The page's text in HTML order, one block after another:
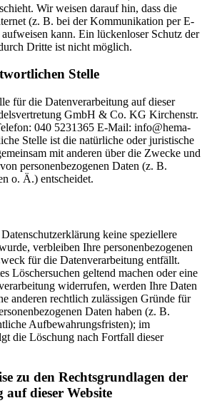
Wir weisen darauf hin, dass die
(z. B. bei der Kommunikation per E-
kann. Ein lückenloser Schutz der
Dritte ist nicht möglich.
Stelle
für die Datenverarbeitung auf dieser
GmbH & Co. KG Kirchenstr.
040 5231365 E-Mail: info@hema-
Stelle ist die natürliche oder juristische
mit anderen über die Zwecke und
personenbezogenen Daten (z. B.
o. Ä.) entscheidet.
keine speziellere
verbleiben Ihre personenbezogenen
für die Datenverarbeitung entfällt.
Löschersuchen geltend machen oder eine
widerrufen, werden Ihre Daten
anderen rechtlich zulässigen Gründe für
Daten haben (z. B.
Aufbewahrungsfristen); im
die Löschung nach Fortfall dieser
zu den Rechtsgrundlagen der
dieser Website